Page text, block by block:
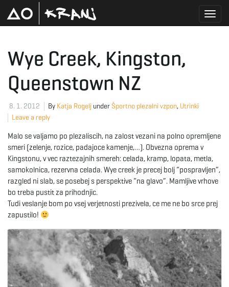
g
l
e
Wye Creek, Kingston,
Queenstown NZ
8. 1. 2012 By Katja Rogelj under Športno plezalni vzpon, Utrinki
Leave a reply
Malo se valjamo po plezaliscih, na zalost vezani na polno opremljene
smeri (zelenje, rozice, padajoce kamenje,…). Obvezna oprema v
Kingstonu, v vec raztezajnih smereh: celada, kramp, lopata, metla,
samokolnica, rezervna celada. Wye creek je precej bolj “pospravljen”,
razgled ni slab, se posebej s perspektive “na glavo”. Mamljive vrhove
bo treba pustit za prihodnjic.
Tudi veslanje bom po vsej verjetnosti prezivela, ce me ne bo srce prej
zapustilo!